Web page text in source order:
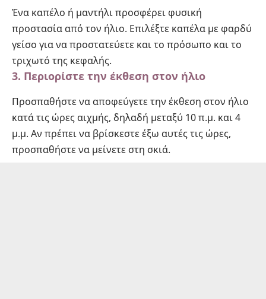
Ένα καπέλο ή μαντήλι προσφέρει φυσική
προστασία από τον ήλιο. Επιλέξτε καπέλα με φαρδύ
γείσο για να προστατεύετε και το πρόσωπο και το
τριχωτό της κεφαλής.
3. Περιορίστε την έκθεση στον ήλιο
Προσπαθήστε να αποφεύγετε την έκθεση στον ήλιο
κατά τις ώρες αιχμής, δηλαδή μεταξύ 10 π.μ. και 4
μ.μ. Αν πρέπει να βρίσκεστε έξω αυτές τις ώρες,
προσπαθήστε να μείνετε στη σκιά.